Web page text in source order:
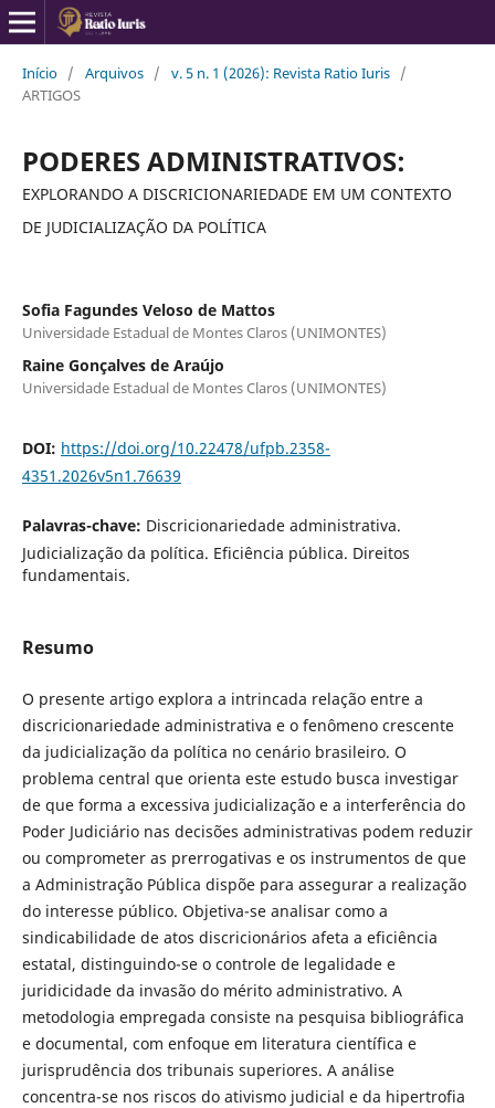
Início / Arquivos / v. 5 n. 1 (2026): Revista Ratio Iuris /
ARTIGOS
PODERES ADMINISTRATIVOS:
EXPLORANDO A DISCRICIONARIEDADE EM UM CONTEXTO
DE JUDICIALIZAÇÃO DA POLÍTICA
Sofia Fagundes Veloso de Mattos
Universidade Estadual de Montes Claros (UNIMONTES)
Raine Gonçalves de Araújo
Universidade Estadual de Montes Claros (UNIMONTES)
DOI: https://doi.org/10.22478/ufpb.2358-
4351.2026v5n1.76639
Palavras-chave: Discricionariedade administrativa.
Judicialização da política. Eficiência pública. Direitos
fundamentais.
Resumo
O presente artigo explora a intrincada relação entre a
discricionariedade administrativa e o fenômeno crescente
da judicialização da política no cenário brasileiro. O
problema central que orienta este estudo busca investigar
de que forma a excessiva judicialização e a interferência do
Poder Judiciário nas decisões administrativas podem reduzir
ou comprometer as prerrogativas e os instrumentos de que
a Administração Pública dispõe para assegurar a realização
do interesse público. Objetiva-se analisar como a
sindicabilidade de atos discricionários afeta a eficiência
estatal, distinguindo-se o controle de legalidade e
juridicidade da invasão do mérito administrativo. A
metodologia empregada consiste na pesquisa bibliográfica
e documental, com enfoque em literatura científica e
jurisprudência dos tribunais superiores. A análise
concentra-se nos riscos do ativismo judicial e da hipertrofia